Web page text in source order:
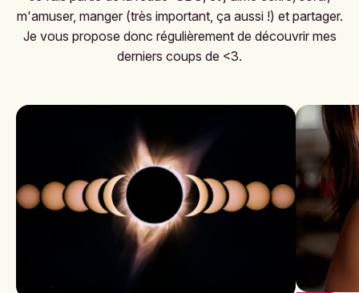
m'amuser, manger (très important, ça aussi !) et partager.
Je vous propose donc régulièrement de découvrir mes
derniers coups de <3.